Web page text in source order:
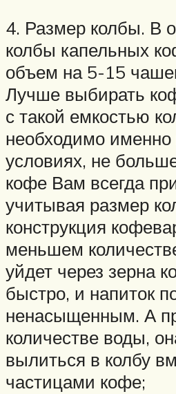
4. Размер колбы. В
колбы капельных
объем на 5-15
Лучше выбирать
с такой емкостью
необходимо
условиях, не
кофе Вам всегда
учитывая размер
конструкция
меньшем
уйдет через зерна
быстро, и напиток
ненасыщенным. А
количестве воды,
вылиться в колбу
частицами кофе;